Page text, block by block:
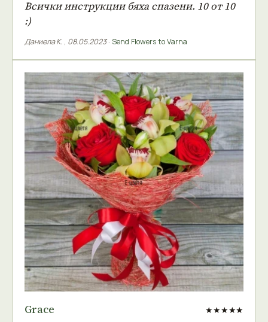
Всички инструкции бяха спазени. 10 от 10
:)
Даниела К. , 08.05.2023· Send Flowers to Varna
Grace ★★★★★